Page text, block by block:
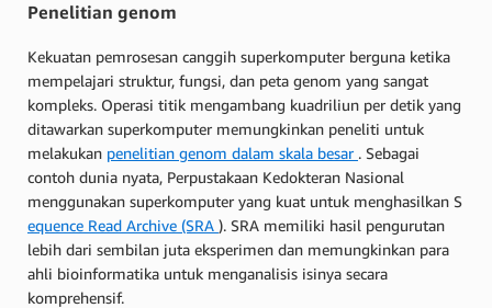
Penelitian genom
Kekuatan pemrosesan canggih superkomputer berguna ketika
mempelajari struktur, fungsi, dan peta genom yang sangat
kompleks. Operasi titik mengambang kuadriliun per detik yang
ditawarkan superkomputer memungkinkan peneliti untuk
melakukan penelitian genom dalam skala besar . Sebagai
contoh dunia nyata, Perpustakaan Kedokteran Nasional
menggunakan superkomputer yang kuat untuk menghasilkan S
equence Read Archive (SRA ). SRA memiliki hasil pengurutan
lebih dari sembilan juta eksperimen dan memungkinkan para
ahli bioinformatika untuk menganalisis isinya secara
komprehensif.